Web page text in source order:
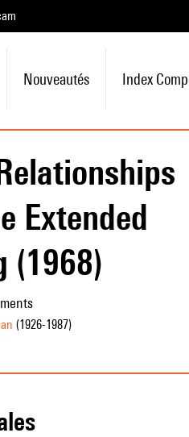
Nouveautés Index
Extended
(1968)
(1926-1987)